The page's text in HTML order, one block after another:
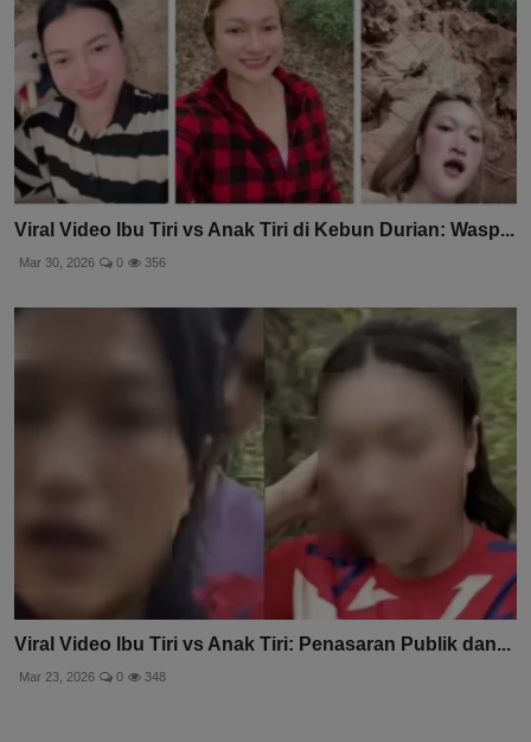
Viral Video Ibu Tiri vs Anak Tiri di Kebun Durian: Wasp...
Mar 30, 2026 0 356
Viral Video Ibu Tiri vs Anak Tiri: Penasaran Publik dan...
Mar 23, 2026 0 348